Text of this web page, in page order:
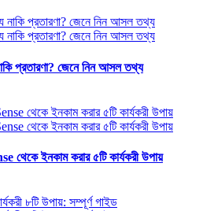
প্রতারণা? জেনে নিন আসল তথ্য
ইনকাম করার ৫টি কার্যকরী উপায়